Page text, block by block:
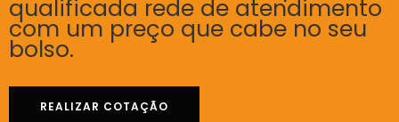
qualificada rede de atendimento
com um preço que cabe no seu
bolso.
REALIZAR COTAÇÃO